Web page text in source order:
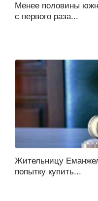
Менее половины
с первого раза...
Жительницу
попытку купить...